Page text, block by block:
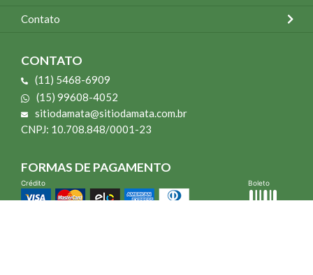
Contato
CONTATO
(11) 5468-6909
(15) 99608-4052
sitiodamata@sitiodamata.com.br
CNPJ: 10.708.848/0001-23
FORMAS DE PAGAMENTO
Crédito Boleto